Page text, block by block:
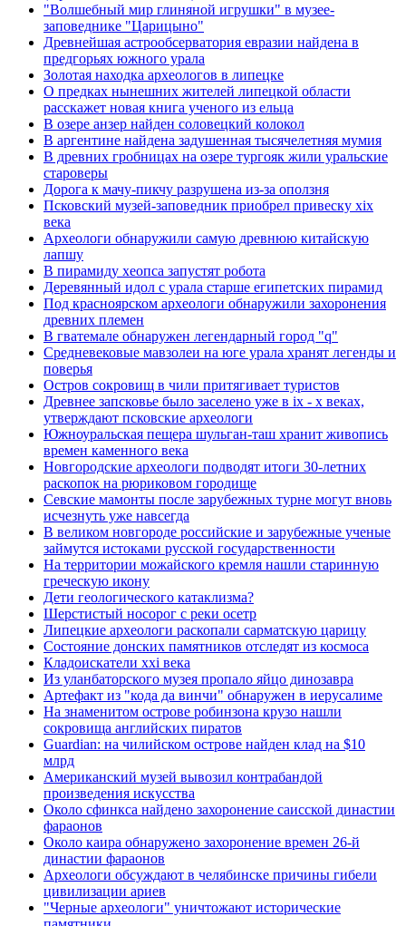
"Волшебный мир глиняной игрушки" в музее-
заповеднике "Царицыно"
Древнейшая астрообсерватория евразии найдена в
предгорьях южного урала
Золотая находка археологов в липецке
О предках нынешних жителей липецкой области
расскажет новая книга ученого из ельца
В озере анзер найден соловецкий колокол
В аргентине найдена задушенная тысячелетняя мумия
В древних гробницах на озере тургояк жили уральские
староверы
Дорога к мачу-пикчу разрушена из-за оползня
Псковский музей-заповедник приобрел привеску xix
века
Археологи обнаружили самую древнюю китайскую
лапшу
В пирамиду хеопса запустят робота
Деревянный идол с урала старше египетских пирамид
Под красноярском археологи обнаружили захоронения
древних племен
В гватемале обнаружен легендарный город "q"
Средневековые мавзолеи на юге урала хранят легенды и
поверья
Остров сокровищ в чили притягивает туристов
Древнее запсковье было заселено уже в ix - x веках,
утверждают псковские археологи
Южноуральская пещера шульган-таш хранит живопись
времен каменного века
Новгородские археологи подводят итоги 30-летних
раскопок на рюриковом городище
Севские мамонты после зарубежных турне могут вновь
исчезнуть уже навсегда
В великом новгороде российские и зарубежные ученые
займутся истоками русской государственности
На территории можайского кремля нашли старинную
греческую икону
Дети геологического катаклизма?
Шерстистый носорог с реки осетр
Липецкие археологи раскопали сарматскую царицу
Состояние донских памятников отследят из космоса
Кладоискатели xxi века
Из уланбаторского музея пропало яйцо динозавра
Артефакт из "кода да винчи" обнаружен в иерусалиме
На знаменитом острове робинзона крузо нашли
сокровища английских пиратов
Guardian: на чилийском острове найден клад на $10
млрд
Американский музей вывозил контрабандой
произведения искусства
Около сфинкса найдено захоронение саисской династии
фараонов
Около каира обнаружено захоронение времен 26-й
династии фараонов
Археологи обсуждают в челябинске причины гибели
цивилизации ариев
"Черные археологи" уничтожают исторические